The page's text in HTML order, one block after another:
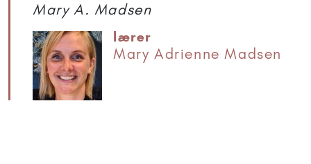
Mary A. Madsen
lærer
Mary Adrienne Madsen